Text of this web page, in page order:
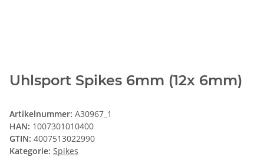
Uhlsport Spikes 6mm (12x 6mm)
Artikelnummer: A30967_1
HAN: 1007301010400
GTIN: 4007513022990
Kategorie: Spikes